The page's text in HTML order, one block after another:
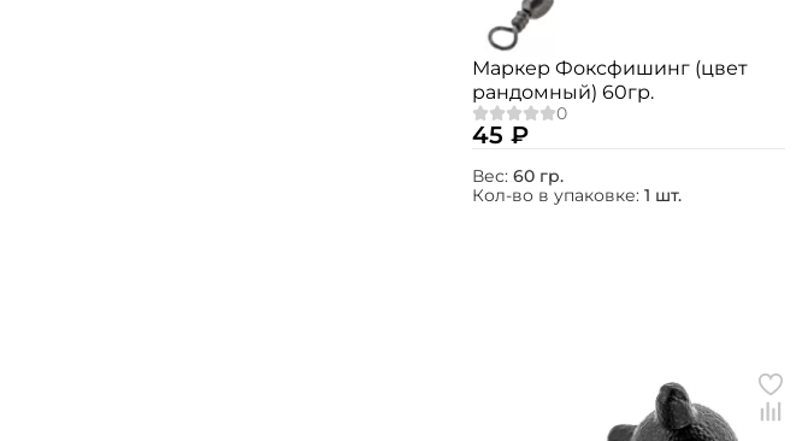
Маркер Фоксфишинг (цвет
рандомный) 60гр.
45 ₽
Вес: 60 гр.
Кол-во в упаковке: 1 шт.